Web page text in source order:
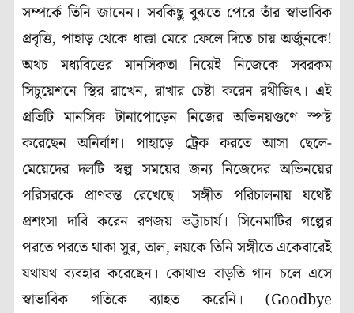
সম্পর্কে তিনি জানেন। সবকিছু বুঝতে পেরে তাঁর স্বাভাবিক
প্রবৃত্তি, পাহাড় থেকে ধাক্কা মেরে ফেলে দিতে চায় অর্জুনকে!
অথচ মধ্যবিত্তের মানসিকতা নিয়েই নিজেকে সবরকম
সিচুয়েশনে স্থির রাখেন, রাখার চেষ্টা করেন রথীজিৎ। এই
প্রতিটি মানসিক টানাপোড়েন নিজের অভিনয়গুণে স্পষ্ট
করেছেন অনির্বাণ। পাহাড়ে ট্রেক করতে আসা ছেলে-
মেয়েদের দলটি স্বল্প সময়ের জন্য নিজেদের অভিনয়ের
পরিসরকে প্রাণবন্ত রেখেছে। সঙ্গীত পরিচালনায় যথেষ্ট
প্রশংসা দাবি করেন রণজয় ভট্টাচার্য। সিনেমাটির গল্পের
পরতে পরতে থাকা সুর, তাল, লয়কে তিনি সঙ্গীতে একেবারেই
যথাযথ ব্যবহার করেছেন। কোথাও বাড়তি গান চলে এসে
স্বাভাবিক গতিকে ব্যাহত করেনি। (Goodbye